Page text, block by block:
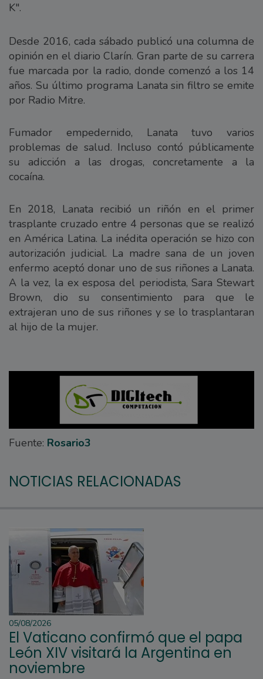
K".
Desde 2016, cada sábado publicó una columna de
opinión en el diario Clarín. Gran parte de su carrera
fue marcada por la radio, donde comenzó a los 14
años. Su último programa Lanata sin filtro se emite
por Radio Mitre.
Fumador empedernido, Lanata tuvo varios
problemas de salud. Incluso contó públicamente
su adicción a las drogas, concretamente a la
cocaína.
En 2018, Lanata recibió un riñón en el primer
trasplante cruzado entre 4 personas que se realizó
en América Latina. La inédita operación se hizo con
autorización judicial. La madre sana de un joven
enfermo aceptó donar uno de sus riñones a Lanata.
A la vez, la ex esposa del periodista, Sara Stewart
Brown, dio su consentimiento para que le
extrajeran uno de sus riñones y se lo trasplantaran
al hijo de la mujer.
Fuente: Rosario3
NOTICIAS RELACIONADAS
05/08/2026
El Vaticano confirmó que el papa
León XIV visitará la Argentina en
noviembre